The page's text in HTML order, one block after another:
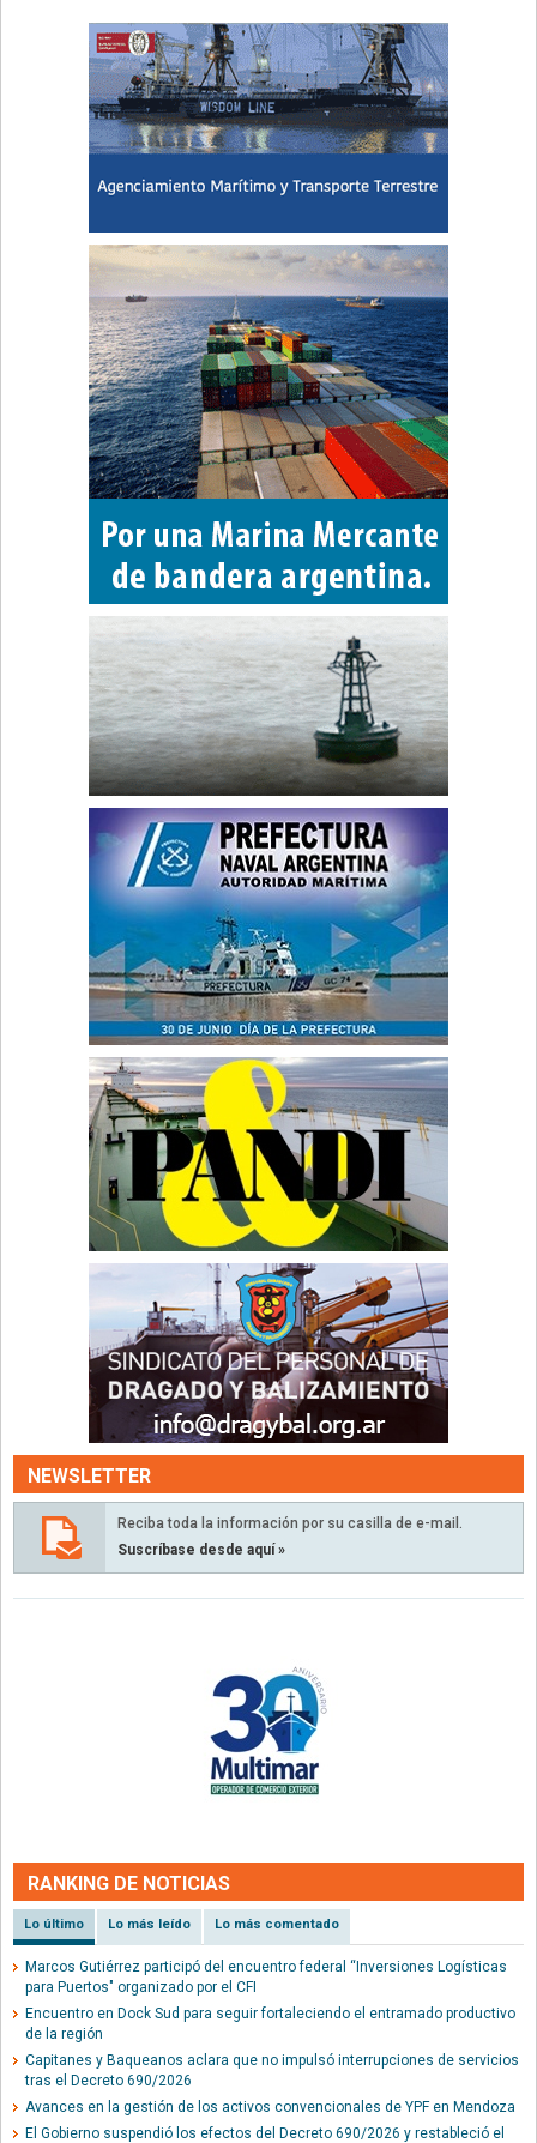
NEWSLETTER
Reciba toda la información por su casilla de e-mail.
Suscríbase desde aquí »
RANKING DE NOTICIAS
Lo último Lo más leído Lo más comentado
Marcos Gutiérrez participó del encuentro federal “Inversiones Logísticas
para Puertos" organizado por el CFI
Encuentro en Dock Sud para seguir fortaleciendo el entramado productivo
de la región
Capitanes y Baqueanos aclara que no impulsó interrupciones de servicios
tras el Decreto 690/2026
Avances en la gestión de los activos convencionales de YPF en Mendoza
El Gobierno suspendió los efectos del Decreto 690/2026 y restableció el